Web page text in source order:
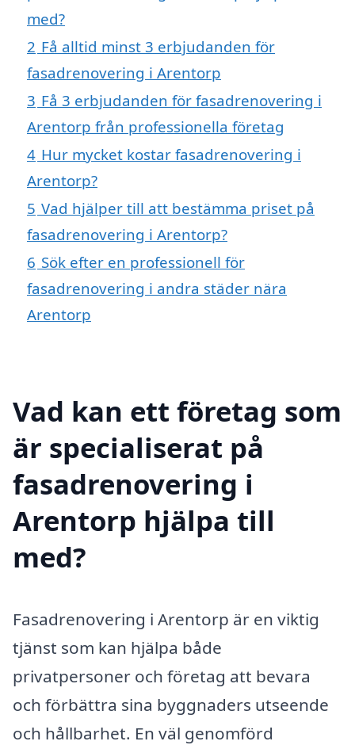
med?
2 Få alltid minst 3 erbjudanden för
fasadrenovering i Arentorp
3 Få 3 erbjudanden för fasadrenovering i
Arentorp från professionella företag
4 Hur mycket kostar fasadrenovering i
Arentorp?
5 Vad hjälper till att bestämma priset på
fasadrenovering i Arentorp?
6 Sök efter en professionell för
fasadrenovering i andra städer nära
Arentorp
Vad kan ett företag som
är specialiserat på
fasadrenovering i
Arentorp hjälpa till
med?
Fasadrenovering i Arentorp är en viktig
tjänst som kan hjälpa både
privatpersoner och företag att bevara
och förbättra sina byggnaders utseende
och hållbarhet. En väl genomförd